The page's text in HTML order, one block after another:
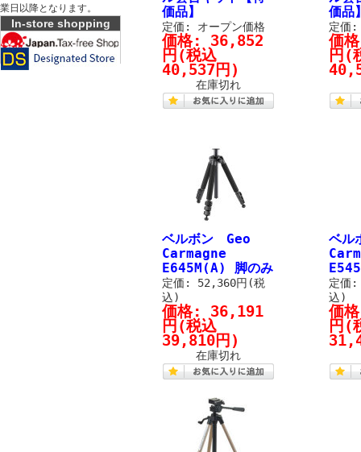
業日以降となります。
In-store shopping
価品】
定価: オープン価格
価格: 36,852
円 (税込
40,537円)
在庫切れ
価品
定価:
価
円 (
ベルボン Geo
Carmagne
E645M(A) 脚のみ
定価: 52,360円(税
込)
価格: 36,191
円 (税込
39,810円)
在庫切れ
ベル
定価
込)
価
円 (